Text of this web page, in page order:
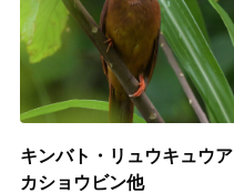
キンバト・リュウキュウア
カショウビン他